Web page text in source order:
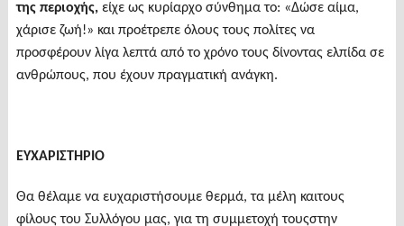
της περιοχής,είχε ως κυρίαρχο σύνθημα το: «Δώσε αίμα,
χάρισε ζωή!» και προέτρεπε όλους τους πολίτες να
προσφέρουν λίγα λεπτά από το χρόνο τους δίνοντας ελπίδα σε
ανθρώπους, που έχουν πραγματική ανάγκη.
ΕΥΧΑΡΙΣΤΗΡΙΟ
Θα θέλαμε να ευχαριστήσουμε θερμά, τα μέλη καιτους
φίλους του Συλλόγου μας, για τη συμμετοχή τουςστην